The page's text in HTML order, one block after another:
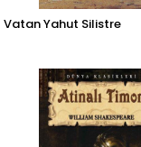
Vatan Yahut Silistre